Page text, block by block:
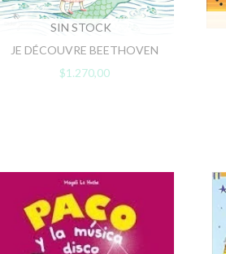
SIN STOCK
JE DÉCOUVRE BEETHOVEN
$1.270,00